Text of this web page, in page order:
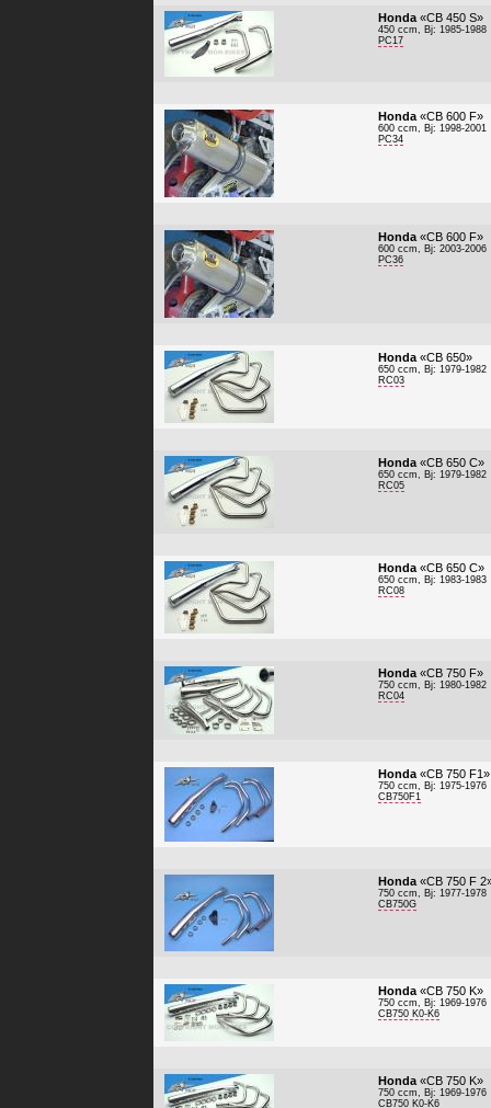
Honda «CB 450 S»
450 ccm, Bj: 1985-1988
PC17
Honda «CB 600 F»
600 ccm, Bj: 1998-2001
PC34
Honda «CB 600 F»
600 ccm, Bj: 2003-2006
PC36
Honda «CB 650»
650 ccm, Bj: 1979-1982
RC03
Honda «CB 650 C»
650 ccm, Bj: 1979-1982
RC05
Honda «CB 650 C»
650 ccm, Bj: 1983-1983
RC08
Honda «CB 750 F»
750 ccm, Bj: 1980-1982
RC04
Honda «CB 750 F1»
750 ccm, Bj: 1975-1976
CB750F1
Honda «CB 750 F
750 ccm, Bj: 1977-1978
CB750G
Honda «CB 750 K»
750 ccm, Bj: 1969-1976
CB750 K0-K6
Honda «CB 750 K»
750 ccm, Bj: 1969-1976
CB750 K0-K6